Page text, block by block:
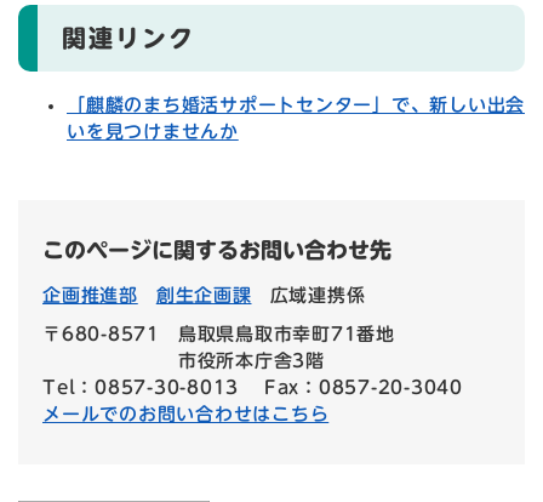
関連リンク
「麒麟のまち婚活サポートセンター」で、新しい出会
いを見つけませんか
このページに関するお問い合わせ先
企画推進部 創生企画課 広域連携係
〒680-8571
鳥取県鳥取市幸町71番地
市役所本庁舎3階
Tel：0857-30-8013
Fax：0857-20-3040
メールでのお問い合わせはこちら